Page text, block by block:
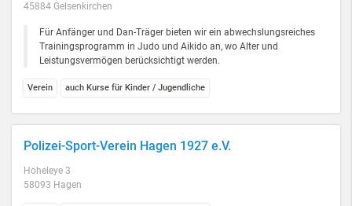
45884 Gelsenkirchen
Für Anfänger und Dan-Träger bieten wir ein abwechslungsreiches
Trainingsprogramm in Judo und Aikido an, wo Alter und
Leistungsvermögen berücksichtigt werden.
Verein auch Kurse für Kinder / Jugendliche
Polizei-Sport-Verein Hagen 1927 e.V.
Hoheleye 3
58093 Hagen